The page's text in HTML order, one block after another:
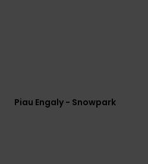
Piau Engaly - Snowpark